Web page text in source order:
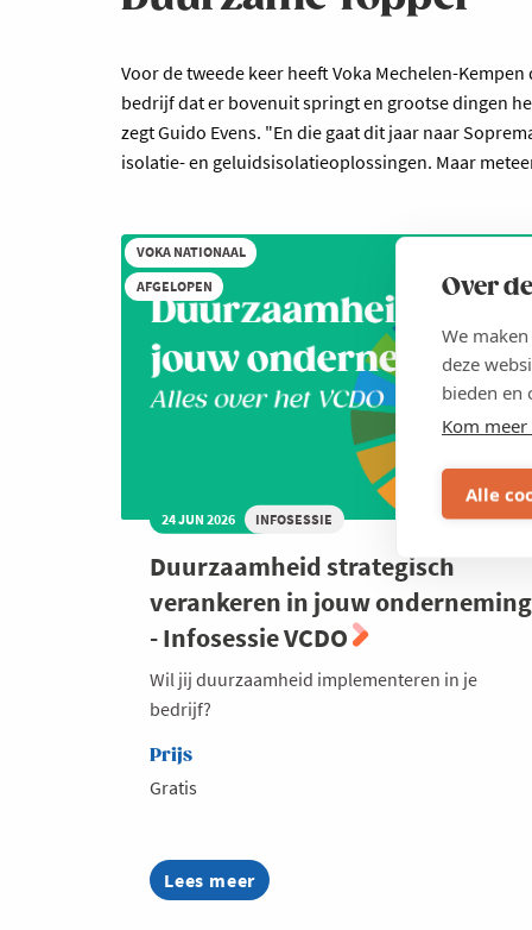
Over
We
deze
bieden en
Kom
Alle
Voor de tweede keer heeft Voka Mechelen-
bedrijf dat er bovenuit springt en grootse dingen
zegt Guido Evens. "En die gaat dit jaar naar
isolatie- en geluidsisolatieoplossingen. Maar
VOKA NATIONAAL
AFGELOPEN
24 JUN 2026 INFOSESSIE
Duurzaamheid strategisch
verankeren in jouw onderneming
- Infosessie VCDO
Wil jij duurzaamheid implementeren in je
bedrijf?
Prijs
Gratis
Lees meer
about
Duurzaamheid